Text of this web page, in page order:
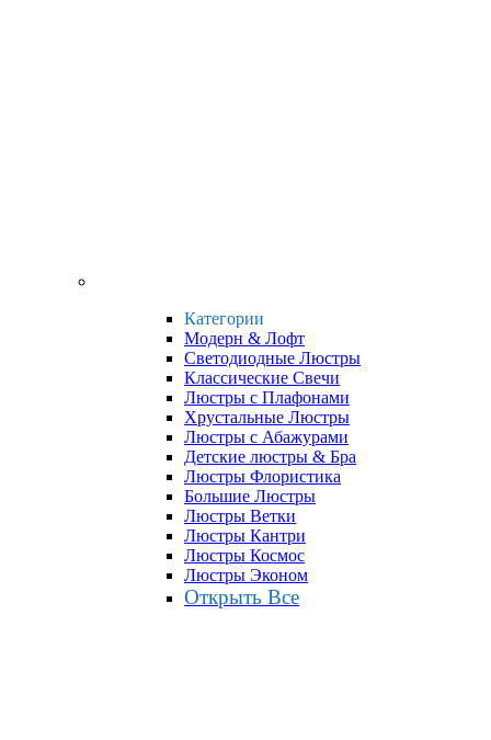
Категории
Модерн & Лофт
Светодиодные Люстры
Классические Свечи
Люстры с Плафонами
Хрустальные Люстры
Люстры с Абажурами
Детские люстры & Бра
Люстры Флористика
Большие Люстры
Люстры Ветки
Люстры Кантри
Люстры Космос
Люстры Эконом
Открыть Все